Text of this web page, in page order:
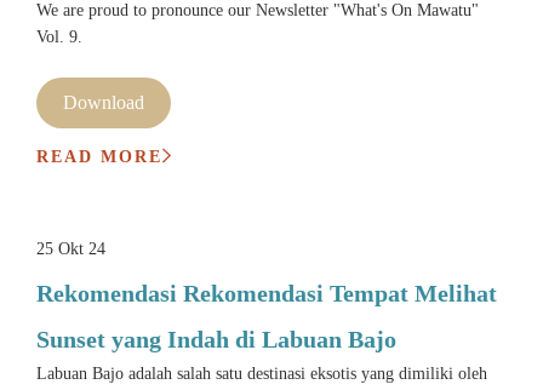
We are proud to pronounce our Newsletter "What's On Mawatu"
Vol. 9.
Download
READ MORE
25 Okt 24
Rekomendasi Rekomendasi Tempat Melihat
Sunset yang Indah di Labuan Bajo
Labuan Bajo adalah salah satu destinasi eksotis yang dimiliki oleh